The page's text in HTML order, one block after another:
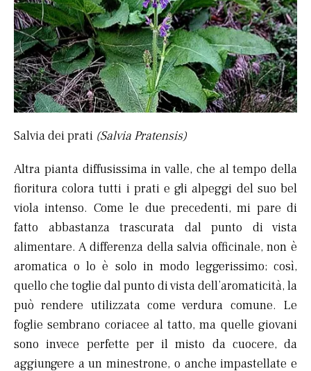
Salvia dei prati (Salvia Pratensis)
Altra pianta diffusissima in valle, che al tempo della
fioritura colora tutti i prati e gli alpeggi del suo bel
viola intenso. Come le due precedenti, mi pare di
fatto abbastanza trascurata dal punto di vista
alimentare. A differenza della salvia officinale, non è
aromatica o lo è solo in modo leggerissimo; così,
quello che toglie dal punto di vista dell’aromaticità, la
può rendere utilizzata come verdura comune. Le
foglie sembrano coriacee al tatto, ma quelle giovani
sono invece perfette per il misto da cuocere, da
aggiungere a un minestrone, o anche impastellate e